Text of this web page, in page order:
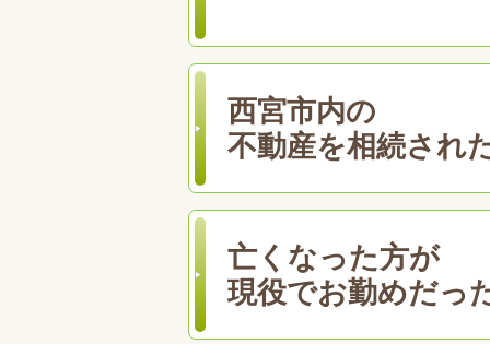
西宮市内の
不動産を相続され
亡くなった方が
現役でお勤めだっ